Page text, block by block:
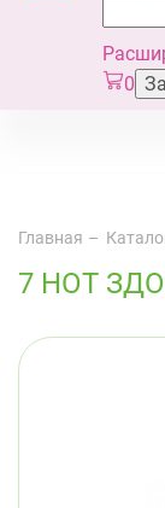
0
Главная
7 НОТ